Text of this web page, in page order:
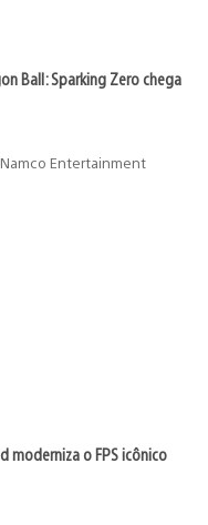
Ball: Sparking Zero chega
Entertainment
moderniza o FPS icônico